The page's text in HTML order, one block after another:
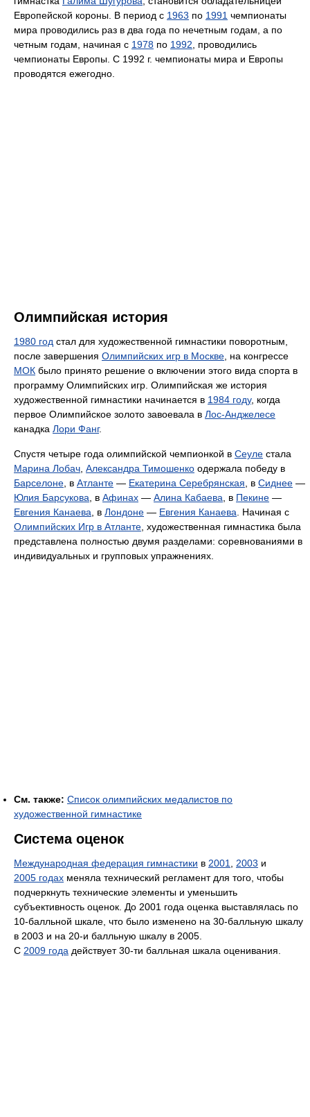
Европейской короны. В период с 1963 по 1991 чемпионаты
мира проводились раз в два года по нечетным годам, а по
четным годам, начиная с 1978 по 1992 , проводились
чемпионаты Европы. С 1992 г. чемпионаты мира и Европы
проводятся ежегодно.
Олимпийская история
1980 год стал для художественной гимнастики поворотным,
после завершения Олимпийских игр в Москве , на конгрессе
МОК было принято решение о включении этого вида спорта в
программу Олимпийских игр. Олимпийская же история
художественной гимнастики начинается в 1984 году, когда
первое Олимпийское золото завоевала в Лос-Анджелесе
канадка Лори Фанг.
Спустя четыре года олимпийской чемпионкой в Сеуле стала
Марина Лобач Александра Тимошенко одержала победу в
Барселоне , в Атланте — Екатерина Серебрянская , в Сиднее —
Юлия Барсукова , в Афинах — Алина Кабаева , в Пекине —
Евгения Канаева , в Лондоне — Евгения Канаева . Начиная с
Олимпийских Игр в Атланте , художественная гимнастика была
представлена полностью двумя разделами: соревнованиями в
индивидуальных и групповых упражнениях.
См. также: Список олимпийских медалистов по
художественной гимнастике
Система оценок
Международная федерация гимнастики в 2001 2003 и
2005 годах меняла технический регламент для того, чтобы
подчеркнуть технические элементы и уменьшить
субъективность оценок. До 2001 года оценка выставлялась по
10-балльной шкале, что было изменено на 30-балльную шкалу
в 2003 и на 20-и балльную шкалу в 2005.
С 2009 года действует 30-ти балльная шкала оценивания.